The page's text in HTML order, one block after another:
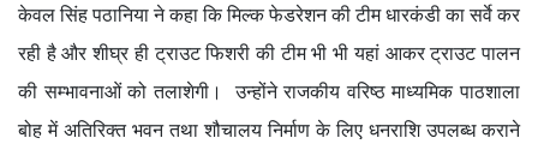
केवल सिंह पठानिया ने कहा कि मिल्क फेडरेशन की टीम धारकंडी का सर्वे कर
रही है और शीघ्र ही ट्राउट फिशरी की टीम भी भी यहां आकर ट्राउट पालन
की सम्भावनाओं को तलाशेगी। उन्होंने राजकीय वरिष्ठ माध्यमिक पाठशाला
बोह में अतिरिक्त भवन तथा शौचालय निर्माण के लिए धनराशि उपलब्ध कराने